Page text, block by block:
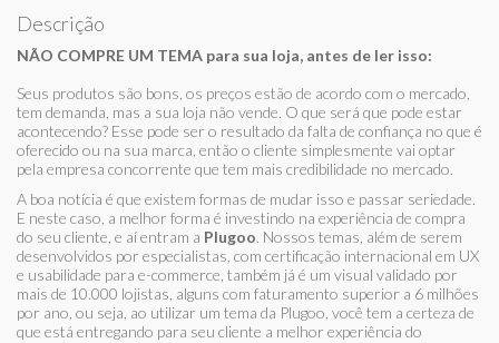
Descrição
NÃO COMPRE UM TEMA para sua loja, antes de ler isso:
Seus produtos são bons, os preços estão de acordo com o mercado,
tem demanda, mas a sua loja não vende. O que será que pode estar
acontecendo? Esse pode ser o resultado da falta de confiança no que é
oferecido ou na sua marca, então o cliente simplesmente vai optar
pela empresa concorrente que tem mais credibilidade no mercado.
A boa notícia é que existem formas de mudar isso e passar seriedade.
E neste caso, a melhor forma é investindo na experiência de compra
do seu cliente, e aí entram a Plugoo. Nossos temas, além de serem
desenvolvidos por especialistas, com certificação internacional em UX
e usabilidade para e-commerce, também já é um visual validado por
mais de 10.000 lojistas, alguns com faturamento superior a 6 milhões
por ano, ou seja, ao utilizar um tema da Plugoo, você tem a certeza de
que está entregando para seu cliente a melhor experiência do